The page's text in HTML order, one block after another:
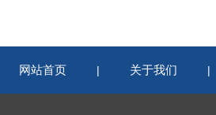
网站首页 | 关于我们 |